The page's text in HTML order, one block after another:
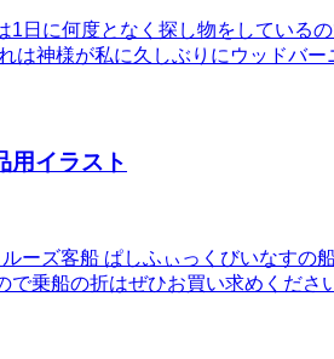
1日に何度となく探し物をしている
は神様が私に久しぶりにウッドバ
用イラスト
ーズ客船 ぱしふぃっくびいなす
で乗船の折はぜひお買い求めくだ